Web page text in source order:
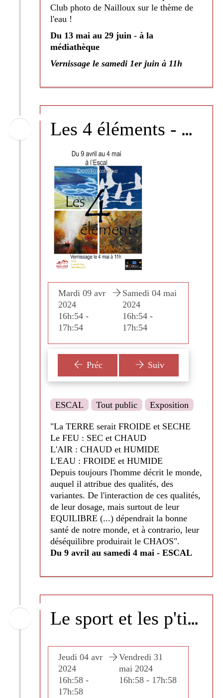
Club photo de Nailloux sur le thème de
l'eau !
Du 13 mai au 29 juin - à la
médiathèque
Vernissage le samedi 1er juin à 11h
L
es 4 éléments - CREEA
Mardi 09 avr
2024
16h:54 -
17h:54
Samedi 04 mai
2024
16h:54 -
17h:54
Préc Suiv
ESCAL Tout public Exposition
"La TERRE serait FROIDE et SECHE
Le FEU : SEC et CHAUD
L'AIR : CHAUD et HUMIDE
L'EAU : FROIDE et HUMIDE
Depuis toujours l'homme décrit le monde,
auquel il attribue des qualités, des
variantes. De l'interaction de ces qualités,
de leur dosage, mais surtout de leur
EQUILIBRE (...) dépendrait la bonne
santé de notre monde, et à contrario, leur
déséquilibre produirait le CHAOS".
Du 9 avril au samedi 4 mai - ESCAL
L
e sport et les p'tits bouts - Association "Les P'tits bouts du Lauragais"
Jeudi 04 avr
2024
16h:58 -
17h:58
Vendredi 31
mai 2024
16h:58 - 17h:58